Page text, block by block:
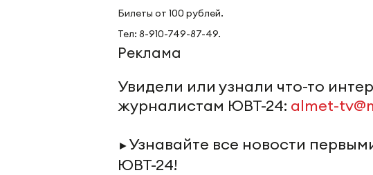
Билеты от 100 рублей.
Тел: 8-910-749-87-49.
Реклама
Увидели или узнали что-то
журналистам ЮВТ-24: almet-
► Узнавайте все новости
ЮВТ-24!